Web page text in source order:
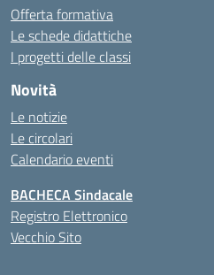
Offerta formativa
Le schede didattiche
I progetti delle classi
Novità
Le notizie
Le circolari
Calendario eventi
BACHECA Sindacale
Registro Elettronico
Vecchio Sito